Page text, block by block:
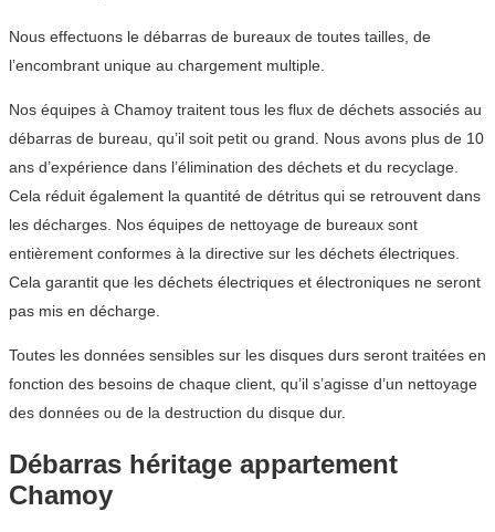
Nous effectuons le débarras de bureaux de toutes tailles, de
l’encombrant unique au chargement multiple.
Nos équipes à Chamoy traitent tous les flux de déchets associés au
débarras de bureau, qu’il soit petit ou grand. Nous avons plus de 10
ans d’expérience dans l’élimination des déchets et du recyclage.
Cela réduit également la quantité de détritus qui se retrouvent dans
les décharges. Nos équipes de nettoyage de bureaux sont
entièrement conformes à la directive sur les déchets électriques.
Cela garantit que les déchets électriques et électroniques ne seront
pas mis en décharge.
Toutes les données sensibles sur les disques durs seront traitées en
fonction des besoins de chaque client, qu’il s’agisse d’un nettoyage
des données ou de la destruction du disque dur.
Débarras héritage appartement
Chamoy